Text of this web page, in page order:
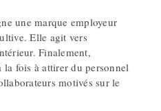
une marque employeur
Elle agit vers
Finalement,
fois à attirer du personnel
motivés sur le